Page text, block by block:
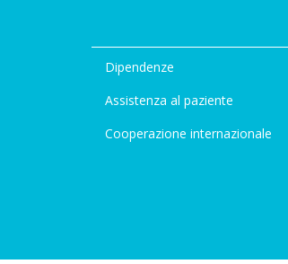
Dipendenze
Assistenza al paziente
Cooperazione internazionale